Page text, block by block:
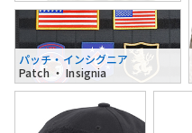
パッチ・インシグニア
Patch ・ Insignia